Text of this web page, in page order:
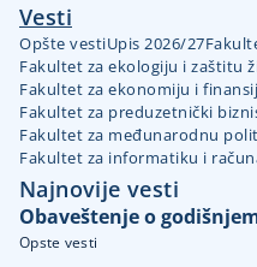
Vesti
Opšte vestiUpis 2026/27
Fakultet za ekologiju i zaštitu
Fakultet za ekonomiju i
Fakultet za preduzetnički
Fakultet za međunarodnu
Fakultet za informatiku i
Najnovije vesti
Obaveštenje o
Opste vesti